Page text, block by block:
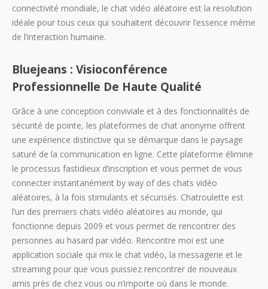
connectivité mondiale, le chat vidéo aléatoire est la resolution
idéale pour tous ceux qui souhaitent découvrir l’essence même
de l’interaction humaine.
Bluejeans : Visioconférence
Professionnelle De Haute Qualité
Grâce à une conception conviviale et à des fonctionnalités de
sécurité de pointe, les plateformes de chat anonyme offrent
une expérience distinctive qui se démarque dans le paysage
saturé de la communication en ligne. Cette plateforme élimine
le processus fastidieux d’inscription et vous permet de vous
connecter instantanément by way of des chats vidéo
aléatoires, à la fois stimulants et sécurisés. Chatroulette est
l’un des premiers chats vidéo aléatoires au monde, qui
fonctionne depuis 2009 et vous permet de rencontrer des
personnes au hasard par vidéo. Rencontre moi est une
application sociale qui mix le chat vidéo, la messagerie et le
streaming pour que vous puissiez rencontrer de nouveaux
amis près de chez vous ou n’importe où dans le monde.